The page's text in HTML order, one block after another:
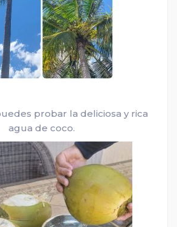
probar la deliciosa y rica
agua de coco.